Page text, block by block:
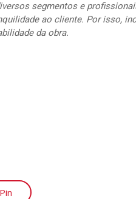
segmentos e
ao cliente. Por isso,
da obra.
Pin